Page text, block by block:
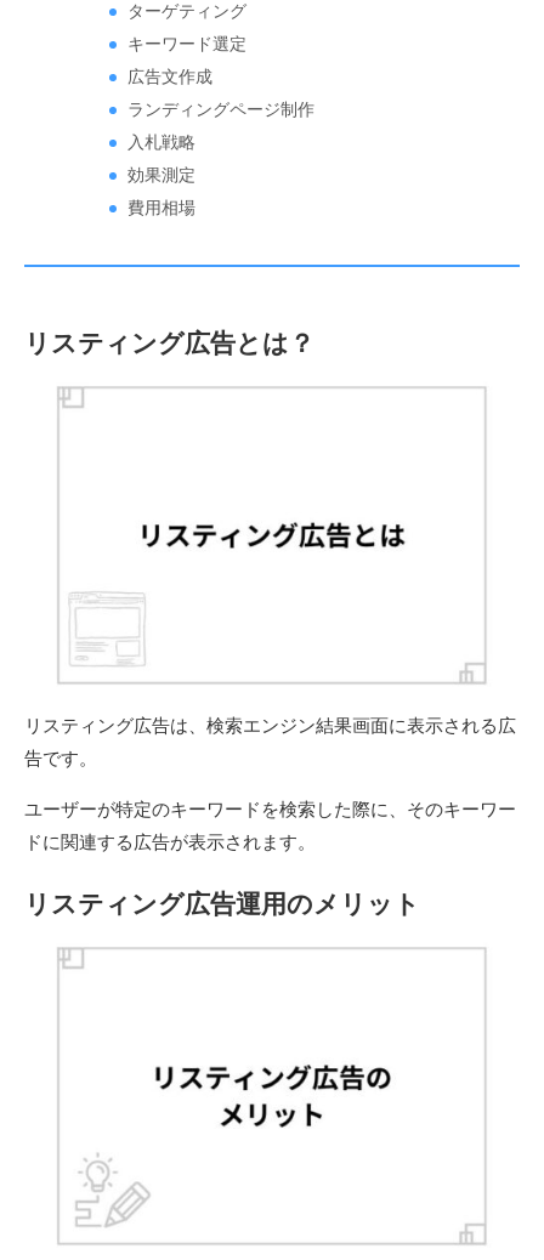
ターゲティング
キーワード選定
広告文作成
ランディングページ制作
入札戦略
効果測定
費用相場
リスティング広告とは？
リスティング広告は、検索エンジン結果画面に表示される広
告です。
ユーザーが特定のキーワードを検索した際に、そのキーワー
ドに関連する広告が表示されます。
リスティング広告運用のメリット